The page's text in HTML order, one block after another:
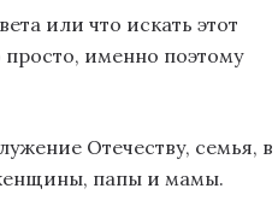
или что искать этот
именно поэтому
Отечеству, семья, в
папы и мамы.